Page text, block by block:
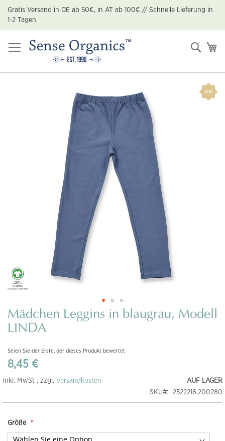
Zum
Inhalt
springen
Gratis Versand in DE ab 50€, in AT ab 100€ // Schnelle Lieferung in
1-2 Tagen
Suche
Zum
Anfang
der
springen
Mädchen Leggins in blaugrau, Modell
LINDA
Seien Sie der Erste, der dieses Produkt bewertet
8,45 €
AUF LAGER
SKU
2522218.200280
Inkl. MwSt , zzgl. Versandkosten
Größe